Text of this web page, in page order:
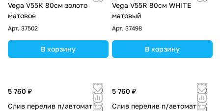
Vega V55К 80см золото
матовое
Арт. 37502
В корзину
Vega V55R 80см WHITE
матовый
Арт. 37498
В корзину
5 760 ₽
Слив перелив п/автомат
5 760 ₽
Слив перелив п/автомат